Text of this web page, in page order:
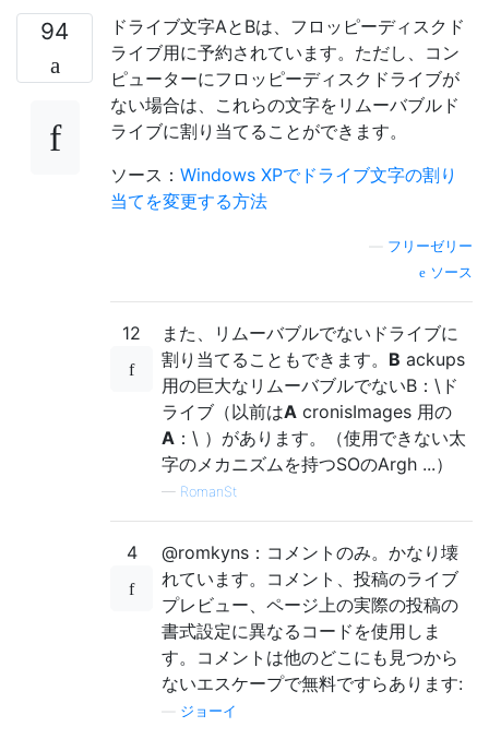
94
ドライブ文字AとBは、フロッピーディスクド
ライブ用に予約されています。ただし、コン
ピューターにフロッピーディスクドライブが
ない場合は、これらの文字をリムーバブルド
ライブに割り当てることができます。
ソース： Windows XPでドライブ文字の割り
当てを変更する方法
フリーゼリー
ソース
12
また、リムーバブルでないドライブに
割り当てることもできます。 B ackups
用の巨大なリムーバブルでないB：\ド
ライブ（以前はA cronisImages 用の
A ：\ ）があります。（使用できない太
字のメカニズムを持つSOのArgh ...）
— RomanSt
4
@romkyns：コメントのみ。かなり壊
れています。コメント、投稿のライブ
プレビュー、ページ上の実際の投稿の
書式設定に異なるコードを使用しま
す。コメントは他のどこにも見つから
ないエスケープで無料ですらあります:
ジョーイ